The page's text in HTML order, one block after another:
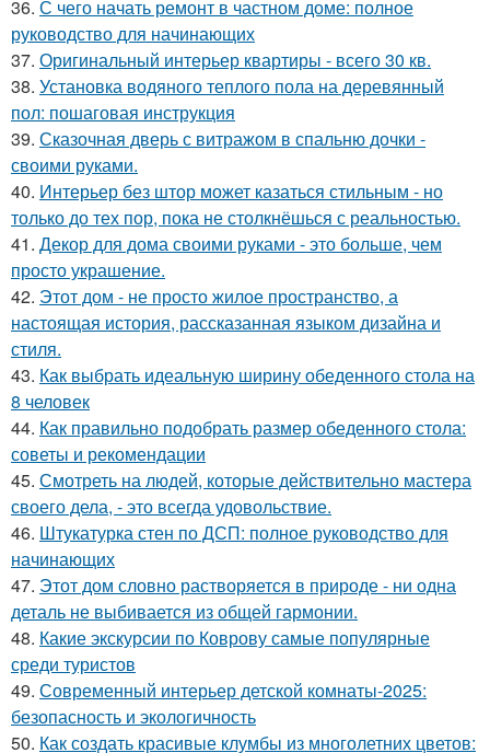
36. С чего начать ремонт в частном доме: полное
руководство для начинающих
37. Оригинальный интерьер квартиры - всего 30 кв.
38. Установка водяного теплого пола на деревянный
пол: пошаговая инструкция
39. Сказочная дверь с витражом в спальню дочки -
своими руками.
40. Интерьер без штор может казаться стильным - но
только до тех пор, пока не столкнёшься с реальностью.
41. Декор для дома своими руками - это больше, чем
просто украшение.
42. Этот дом - не просто жилое пространство, а
настоящая история, рассказанная языком дизайна и
стиля.
43. Как выбрать идеальную ширину обеденного стола на
8 человек
44. Как правильно подобрать размер обеденного стола:
советы и рекомендации
45. Смотреть на людей, которые действительно мастера
своего дела, - это всегда удовольствие.
46. Штукатурка стен по ДСП: полное руководство для
начинающих
47. Этот дом словно растворяется в природе - ни одна
деталь не выбивается из общей гармонии.
48. Какие экскурсии по Коврову самые популярные
среди туристов
49. Современный интерьер детской комнаты-2025:
безопасность и экологичность
50. Как создать красивые клумбы из многолетних цветов: